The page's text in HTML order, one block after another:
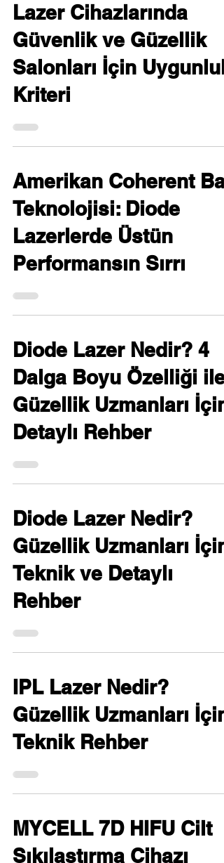
Lazer Cihazlarında
Güvenlik ve Güzellik
Salonları İçin Uygunluk
Kriteri
Amerikan Coherent Bar
Teknolojisi: Diode
Lazerlerde Üstün
Performansın Sırrı
Diode Lazer Nedir? 4
Dalga Boyu Özelliği ile
Güzellik Uzmanları İçin
Detaylı Rehber
Diode Lazer Nedir?
Güzellik Uzmanları İçin
Teknik ve Detaylı
Rehber
IPL Lazer Nedir?
Güzellik Uzmanları İçin
Teknik Rehber
MYCELL 7D HIFU Cilt
Sıkılaştırma Cihazı